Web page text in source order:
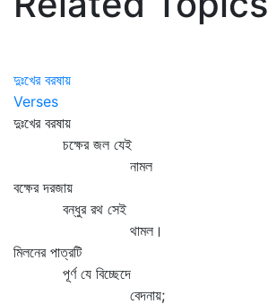
দুঃখের বরষায়
Verses
দুঃখের বরষায়
চক্ষের জল যেই
নামল
বক্ষের দরজায়
বন্ধুর রথ সেই
থামল।
মিলনের পাত্রটি
পূর্ণ যে বিচ্ছেদে
বেদনায়;